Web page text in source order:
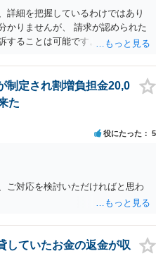
詳細を把握しているわけではあり
かりませんが、 請求が認められた
することは可能です。 控訴が認め
いとなれば、判決で請求が認めら
制定され割増負担金20,0
た
役にたった 5
ご対応を検討いただければと思わ
していたお金の返金が収